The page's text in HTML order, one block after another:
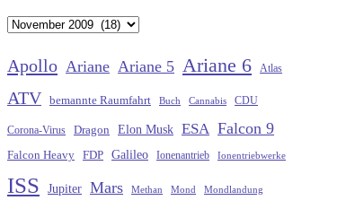
Archiv
Apollo Ariane Ariane 5 Ariane 6 Atlas
ATV bemannte Raumfahrt Buch Cannabis CDU
Corona-Virus Dragon Elon Musk ESA Falcon 9
Falcon Heavy FDP Galileo Ionenantrieb Ionentriebwerke
ISS Jupiter Mars Methan Mond Mondlandung